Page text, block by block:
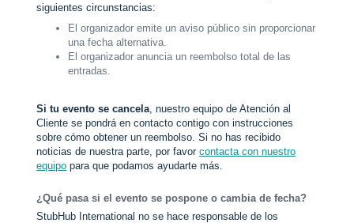
siguientes circunstancias:
El organizador emite un aviso público sin proporcionar
una fecha alternativa.
El organizador anuncia un reembolso total de las
entradas.
Si tu evento se cancela, nuestro equipo de Atención al
Cliente se pondrá en contacto contigo con instrucciones
sobre cómo obtener un reembolso. Si no has recibido
noticias de nuestra parte, por favor contacta con nuestro
equipo para que podamos ayudarte más.
¿Qué pasa si el evento se pospone o cambia de fecha?
StubHub International no se hace responsable de los